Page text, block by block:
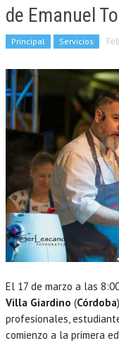
de Emanuel
Principal Servicios
El 17 de marzo a las
Villa Giardino (Córdoba
profesionales,
comienzo a la primera